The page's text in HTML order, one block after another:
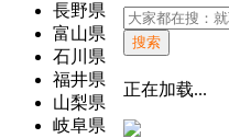
長野県
富山県
石川県
福井県
山梨県
岐阜県
搜索
正在加载...